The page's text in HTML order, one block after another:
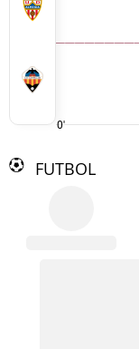
0'
FUTBOL